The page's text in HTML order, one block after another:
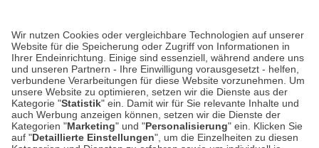
Wir nutzen Cookies oder vergleichbare Technologien auf unserer
Website für die Speicherung oder Zugriff von Informationen in
Ihrer Endeinrichtung. Einige sind essenziell, während andere uns
und unseren Partnern - Ihre Einwilligung vorausgesetzt - helfen,
verbundene Verarbeitungen für diese Website vorzunehmen. Um
unsere Website zu optimieren, setzen wir die Dienste aus der
Kategorie "Statistik" ein. Damit wir für Sie relevante Inhalte und
auch Werbung anzeigen können, setzen wir die Dienste der
Kategorien "Marketing" und "Personalisierung" ein. Klicken Sie
auf "Detaillierte Einstellungen", um die Einzelheiten zu diesen
Unser Geschäft in Meckenheim
Auf dem Steinbüchel 6
53340 Meckenheim